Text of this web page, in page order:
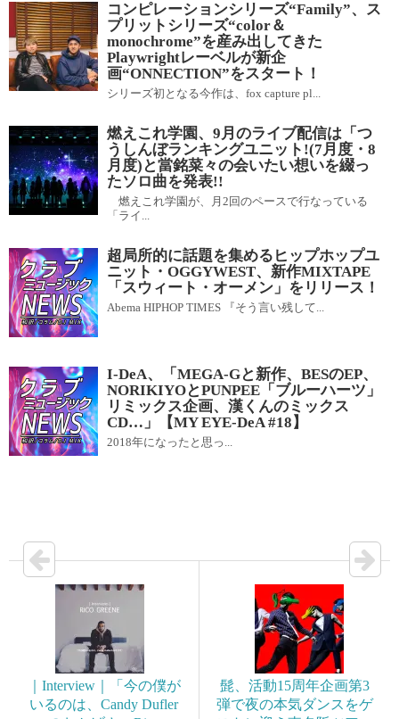
コンピレーションシリーズ“Family”、ス
プリットシリーズ“color＆
monochrome”を産み出してきた
Playwrightレーベルが新企
画“ONNECTION”をスタート！
シリーズ初となる今作は、fox capture pl...
燃えこれ学園、9月のライブ配信は「つ
うしんぼランキングユニット!(7月度・8
月度)と當銘菜々の会いたい想いを綴っ
たソロ曲を発表!!
燃えこれ学園が、月2回のペースで行なっている
「ライ...
超局所的に話題を集めるヒップホップユ
ニット・OGGYWEST、新作MIXTAPE
「スウィート・オーメン」をリリース！
Abema HIPHOP TIMES 『そう言い残して...
I-DeA、「MEGA-Gと新作、BESのEP、
NORIKIYOとPUNPEE「ブルーハーツ」
リミックス企画、漢くんのミックス
CD…」【MY EYE-DeA #18】
2018年になったと思っ...
｜Interview｜「今の僕が
いるのは、Candy Dufler
髭、活動15周年企画第3
弾で夜の本気ダンスをゲ